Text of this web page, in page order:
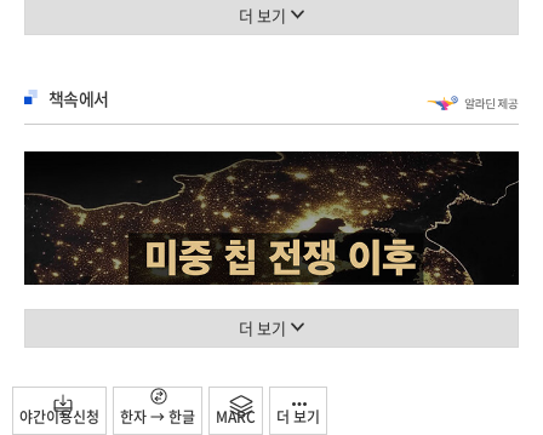
탑다운 vs. 보텀업 462
중국과 경쟁해야 하는 한국 첨단 산업에 활로는 있을까? 497
7장 한국 반도체의 대응 전략
특이점 시대, 국내 총지능에 주목하라! 513
다음 반도체로 가는 길 529
삼성전자 굴기 2.0 547
한국 파운드리의 돌파구 561
남은 것은 선택 606
중국 반도체·AI 첨단 산업과 기정학의 허와 실!
중국이 스스로 만들기 어려운 심자외선 노광 장비와 실리콘 관통 전극(TSV) 장비 등
핵심 장비 및 부품의 수출을 동맹국과 함께 통제하겠다는 구상으로, 한국 기업의
중국 내 팹 운영에도 직접적인 영향을 미칠 것으로 예측된다. 이처럼 반도체는
경제와 안보, 에너지와 외교의 흐름을 함께 흔드는 전략 자산으로, 특정 산업 현장의
부품을 넘어 세계 질서를 움직이는 핵심 기술 인프라가 되었다. 미중 갈등의 장기화,
5월 중순으로 예고된 도널드 트럼프(Donald Trump) 대통령의 방중 및 정상 회담,
AI 반도체 수퍼 사이클에 힘입은 삼성전자와 SK하이닉스의 역대급 실적까지.
2026년 봄의 뉴스들은 반도체를 둘러싼 경쟁이 세계 질서 재편의 핵심 축이
되었음을 다시금 보여 준다. 그리고 그 재편의 중심에는 항상 중국이 있다.
그러나 중국 반도체와 AI 산업을 둘러싼 평가는 여전히 극단으로 갈린다.
한쪽에서는 막대한 자본과 국가적 정책 지원을 바탕으로 중국이 결국 기술 패권
더 보기
책속에서
더 보기
야간이용신청 한자 → 한글 MARC 더 보기